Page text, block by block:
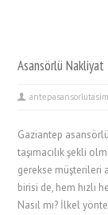
Asansörlü Nakliyat
Gaziantep
taşımacılık şekli
gerekse müşterileri
birisi de, hem hızlı
Nasıl mı? İlkel